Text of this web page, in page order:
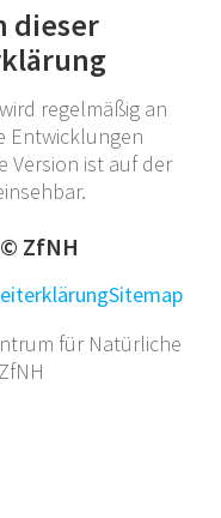
dieser
regelmäßig an
Entwicklungen
Version ist auf der
ZfNH
Sitemap